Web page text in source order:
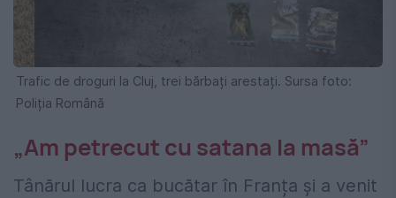
Trafic de droguri la Cluj, trei bărbați arestați. Sursa foto:
Poliția Română
„Am petrecut cu satana la masă”
Tânărul lucra ca bucătar în Franța și a venit